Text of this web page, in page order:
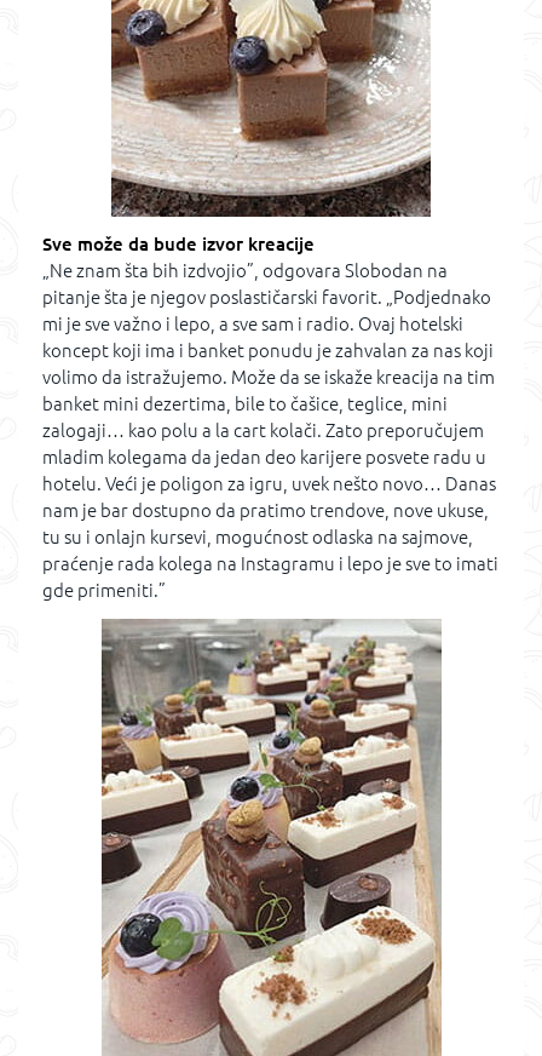
Sve može da bude izvor kreacije
„Ne znam šta bih izdvojio”, odgovara Slobodan na
pitanje šta je njegov poslastičarski favorit. „Podjednako
mi je sve važno i lepo, a sve sam i radio. Ovaj hotelski
koncept koji ima i banket ponudu je zahvalan za nas koji
volimo da istražujemo. Može da se iskaže kreacija na tim
banket mini dezertima, bile to čašice, teglice, mini
zalogaji… kao polu a la cart kolači. Zato preporučujem
mladim kolegama da jedan deo karijere posvete radu u
hotelu. Veći je poligon za igru, uvek nešto novo… Danas
nam je bar dostupno da pratimo trendove, nove ukuse,
tu su i onlajn kursevi, mogućnost odlaska na sajmove,
praćenje rada kolega na Instagramu i lepo je sve to imati
gde primeniti.”